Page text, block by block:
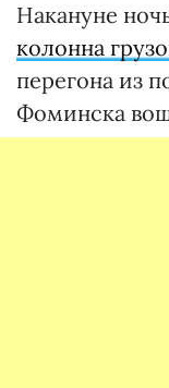
Накануне
колонна
перегона из
Фоминска